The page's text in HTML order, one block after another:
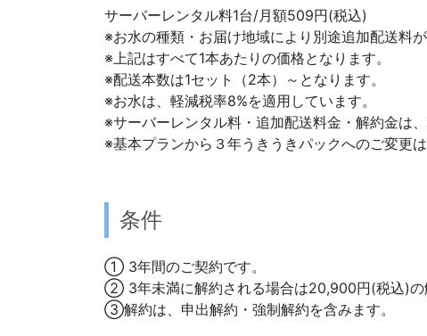
サーバーレンタル料1台/月額509円(税込)
※お水の種類・お届け地域により別途追加配送料
※上記はすべて1本あたりの価格となります。
※配送本数は1セット（2本）～となります。
※お水は、軽減税率8%を適用しています。
※サーバーレンタル料・追加配送料金・解約金は、
※基本プランから３年うきうきパックへのご変更は
条件
① 3年間のご契約です。
② 3年未満に解約される場合は20,900円(税込)の
③解約は、申出解約・強制解約を含みます。